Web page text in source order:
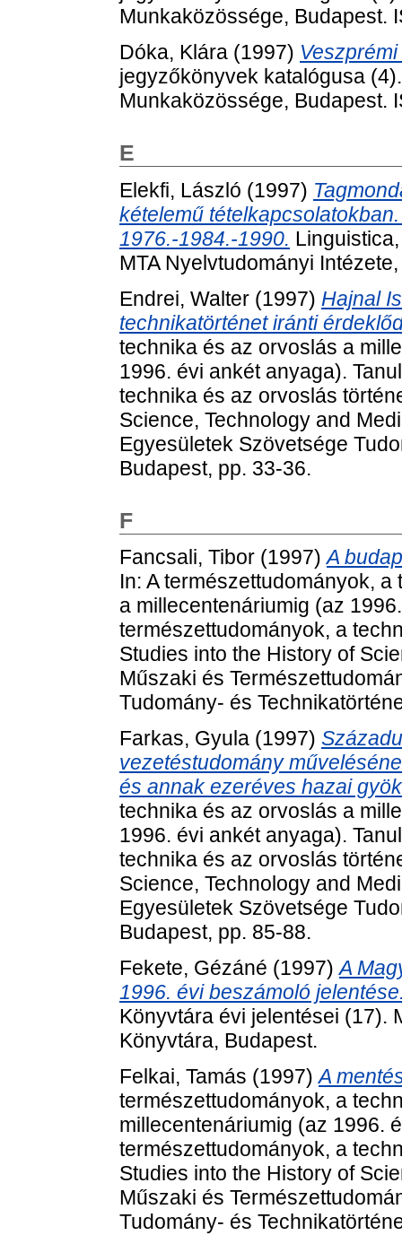
Munkaközössége, Budapest.
Dóka, Klára (1997)
jegyzőkönyvek katalógusa
Munkaközössége, Budapest.
E
Elekfi, László (1997)
kételemű
1976.-1984.-1990.
MTA Nyelvtudományi
Endrei, Walter (1997) Hajnal
technikatörténet iránti
technika és az orvoslás a
1996. évi ankét anyaga).
technika és az orvoslás
Science, Technology and
Egyesületek Szövetsége
Budapest, pp. 33-36.
F
Fancsali, Tibor (1997)A
In: A természettudományok,
a millecentenáriumig (az
természettudományok, a
Studies into the History of
Műszaki és
Tudomány- és
Farkas, Gyula (1997)
vezetéstudomány
és annak ezeréves hazai
technika és az orvoslás a
1996. évi ankét anyaga).
technika és az orvoslás
Science, Technology and
Egyesületek Szövetsége
Budapest, pp. 85-88.
Fekete, Gézáné (1997)A
1996. évi beszámoló
Könyvtára évi jelentései (17).
Könyvtára, Budapest.
Felkai, Tamás (1997)A
természettudományok, a
millecentenáriumig (az 1996.
természettudományok, a
Studies into the History of
Műszaki és
Tudomány- és